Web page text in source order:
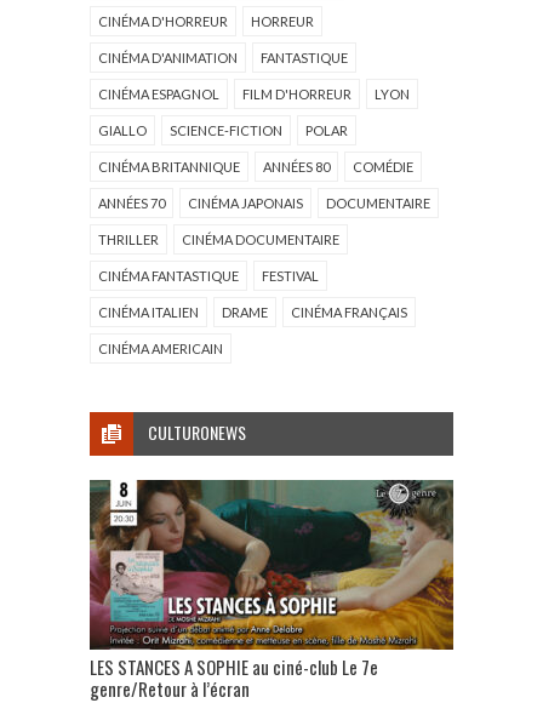
CINÉMA D'HORREUR HORREUR
CINÉMA D'ANIMATION FANTASTIQUE
CINÉMA ESPAGNOL FILM D'HORREUR LYON
GIALLO SCIENCE-FICTION POLAR
CINÉMA BRITANNIQUE ANNÉES 80 COMÉDIE
ANNÉES 70 CINÉMA JAPONAIS DOCUMENTAIRE
THRILLER CINÉMA DOCUMENTAIRE
CINÉMA FANTASTIQUE FESTIVAL
CINÉMA ITALIEN DRAME CINÉMA FRANÇAIS
CINÉMA AMERICAIN
CULTURONEWS
LES STANCES A SOPHIE au ciné-club Le 7e
genre/Retour à l’écran